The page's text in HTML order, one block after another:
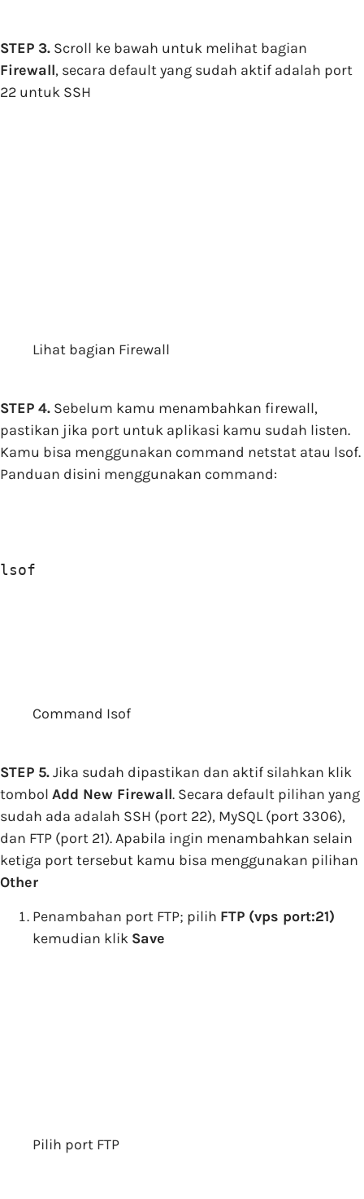
STEP 3. Scroll ke bawah untuk melihat bagian
Firewall, secara default yang sudah aktif adalah port
22 untuk SSH
Lihat bagian Firewall
STEP 4. Sebelum kamu menambahkan firewall,
pastikan jika port untuk aplikasi kamu sudah listen.
Kamu bisa menggunakan command netstat atau lsof.
Panduan disini menggunakan command:
lsof
Command Isof
STEP 5.Jika sudah dipastikan dan aktif silahkan klik
tombol Add New Firewall. Secara default pilihan yang
sudah ada adalah SSH (port 22), MySQL (port 3306),
dan FTP (port 21). Apabila ingin menambahkan selain
ketiga port tersebut kamu bisa menggunakan pilihan
Other
Penambahan port FTP; pilih FTP (vps port:21)
kemudian klik Save
Pilih port FTP